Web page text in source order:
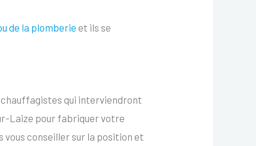
de la plomberie et ils se
qui interviendront
Laize pour fabriquer votre
vous conseiller sur la position et